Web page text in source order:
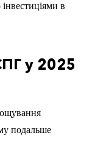
в
у 2025
подальше